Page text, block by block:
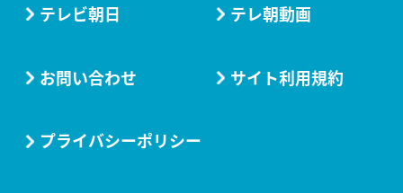
テレビ朝日 テレ朝動画
お問い合わせ サイト利用規約
プライバシーポリシー